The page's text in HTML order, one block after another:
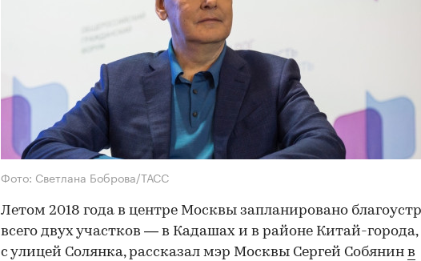
Фото: Светлана Боброва/ТАСС
Летом 2018 года в центре Москвы запланировано
всего двух участков — в Кадашах и в районе Китай-
с улицей Солянка, рассказал мэр Москвы Сергей Собянин в